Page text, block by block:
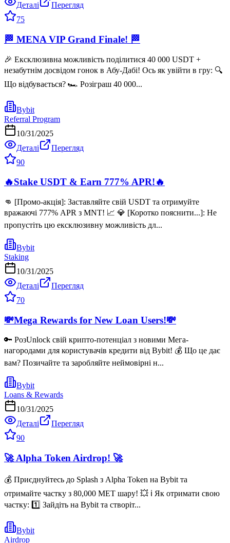
Деталі
Перегляд
75
🏁 MENA VIP Grand Finale! 🏁
🎉 Ексклюзивна можливість поділитися 40 000 USDT +
незабутнім досвідом гонок в Абу-Дабі! Ось як увійти в гру: 🔍
Що відбувається? 🏎️ Розіграш 40 000...
Bybit
Referral Program
10/31/2025
Деталі
Перегляд
90
🔥Stake USDT & Earn 777% APR!🔥
👊 [Промо-акція]: Заставляйте свій USDT та отримуйте
вражаючі 777% APR з MNT! 📈 💎 [Коротко пояснити...]: Не
пропустіть цю ексклюзивну можливість дл...
Bybit
Staking
10/31/2025
Деталі
Перегляд
70
💸Mega Rewards for New Loan Users!💸
🔑 РозUnlock свій крипто-потенціал з новими Мега-
нагородами для користувачів кредити від Bybit! 💰 Що це дає
вам? Позичайте та заробляйте неймовірні н...
Bybit
Loans & Rewards
10/31/2025
Деталі
Перегляд
90
🚀 Alpha Token Airdrop! 🚀
💰 Приєднуйтесь до Splash з Alpha Token на Bybit та
отримайте частку з 80,000 MET шару! 💥 ℹ️ Як отримати свою
частку: 1️⃣ Зайдіть на Bybit та створіт...
Bybit
Airdrop